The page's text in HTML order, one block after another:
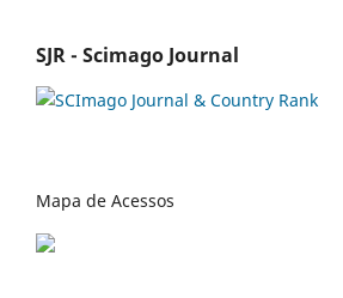
SJR - Scimago Journal
Mapa de Acessos